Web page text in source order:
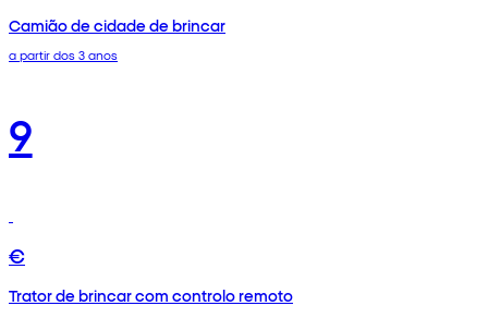
Camião de cidade de brincar
a partir dos 3 anos
9
€
Trator de brincar com controlo remoto